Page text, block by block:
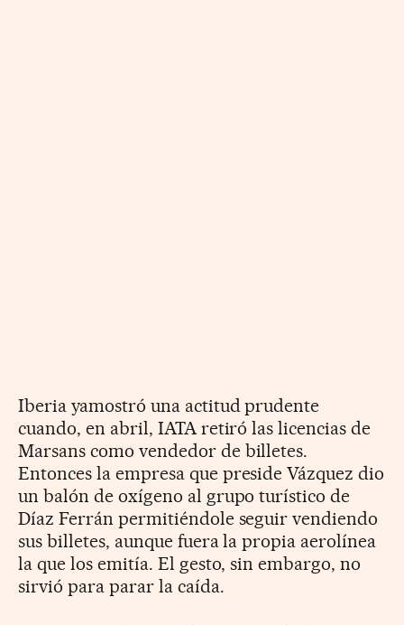
Iberia yamostró una actitud prudente
cuando, en abril, IATA retiró las licencias de
Marsans como vendedor de billetes.
Entonces la empresa que preside Vázquez dio
un balón de oxígeno al grupo turístico de
Díaz Ferrán permitiéndole seguir vendiendo
sus billetes, aunque fuera la propia aerolínea
la que los emitía. El gesto, sin embargo, no
sirvió para parar la caída.